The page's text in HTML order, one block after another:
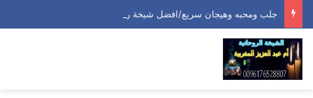
جلب ومحبه وهيجان سريع/افضل شيخة روحانية0096176528807